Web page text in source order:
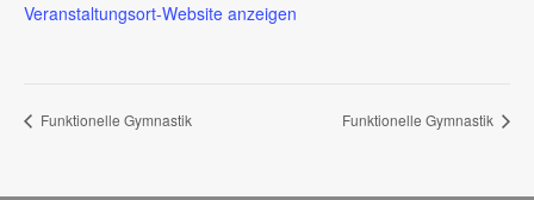
Veranstaltungsort-Website anzeigen
Funktionelle Gymnastik Funktionelle Gymnastik